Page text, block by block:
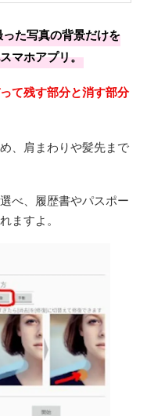
た写真の背景だけを
マホアプリ。
て残す部分と消す部分
、肩まわりや髪先まで
べ、履歴書やパスポー
ますよ。